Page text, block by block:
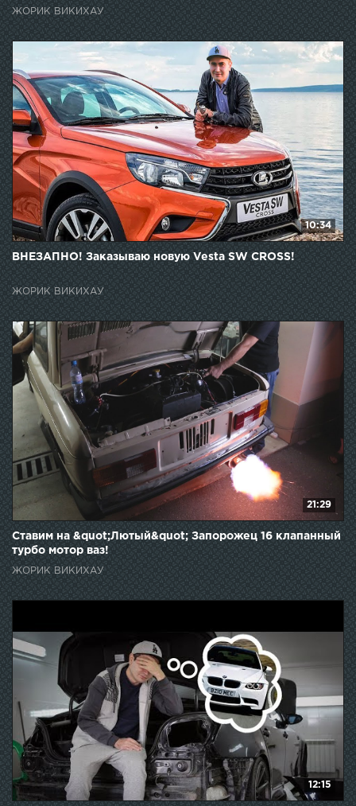
ЖОРИК ВИКИХАУ
10:34
ВНЕЗАПНО! Заказываю новую Vesta SW CROSS!
ЖОРИК ВИКИХАУ
21:29
Ставим на &quot;Лютый&quot; Запорожец 16 клапанный
турбо мотор ваз!
ЖОРИК ВИКИХАУ
12:15